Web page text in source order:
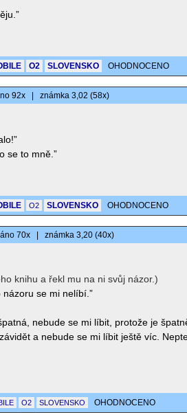
O2 SLOVENSKO OHODNOCENO
92x známka 3,02 (58x)
se to mně.”
O2 SLOVENSKO OHODNOCENO
70x známka 3,20 (40x)
knihu a řekl mu na ni svůj názor.)
názoru se mi nelíbí.”
nebude se mi líbit, protože je
a nebude se mi líbit ještě víc.
O2 SLOVENSKO OHODNOCENO